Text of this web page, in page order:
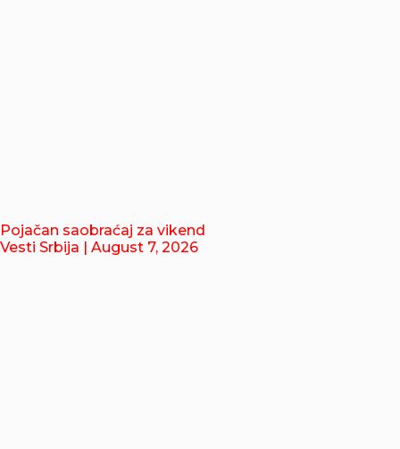
Pojačan saobraćaj za vikend
Vesti Srbija | August 7, 2026